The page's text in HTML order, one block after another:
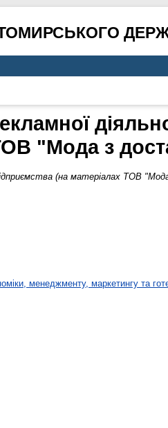
"Мода з
(на матеріалах ТОВ
менеджменту, маркетингу та